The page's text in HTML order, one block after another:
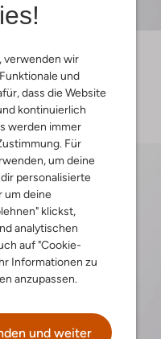
verwenden wir
und
dass die Website
kontinuierlich
werden immer
Für
um deine
personalisierte
um deine
klickst,
analytischen
auf "Cookie-
Informationen zu
anzupassen.
und weiter
-40%
Bluse
€ 59,99 € 35,99
+ mehr farben